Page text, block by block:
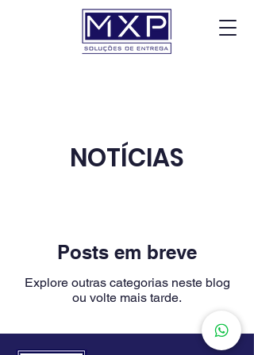
NOTÍCIAS
Posts em breve
Explore outras categorias neste blog
ou volte mais tarde.